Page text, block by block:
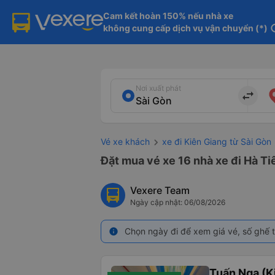
Cam kết hoàn 150% nếu nhà xe
không cung cấp dịch vụ vận chuyển (*)
Nơi xuất phát
import_export
Vé xe khách xe đi Kiên Giang từ Sài Gòn
Đặt mua vé xe 16 nhà xe đi Hà
Vexere Team
Ngày cập nhật: 06/08/2026
info Chọn ngày đi để xem giá vé, số